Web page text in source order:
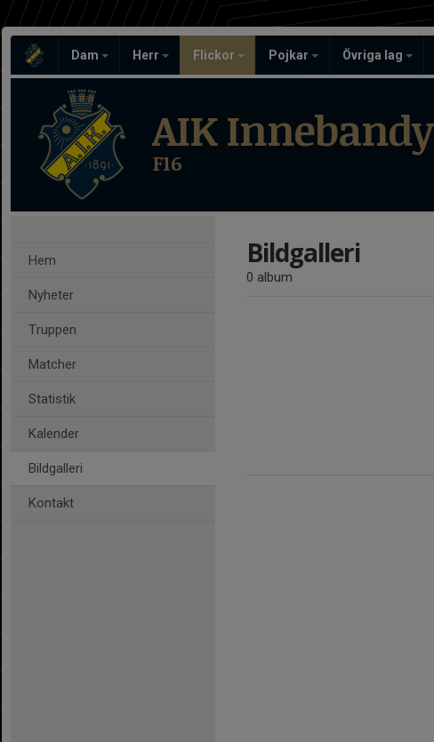
Dam Herr Flickor Pojkar Övriga lag
AIK Innebandy
F16
Hem
Nyheter
Truppen
Matcher
Statistik
Kalender
Bildgalleri
Kontakt
Bildgalleri
0 album